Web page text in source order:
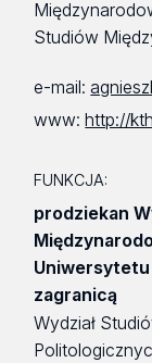
Studiów
e-mail:
www:http://
FUNKCJA:
prodziekan
Uniwersytetu
zagranicą
Wydział